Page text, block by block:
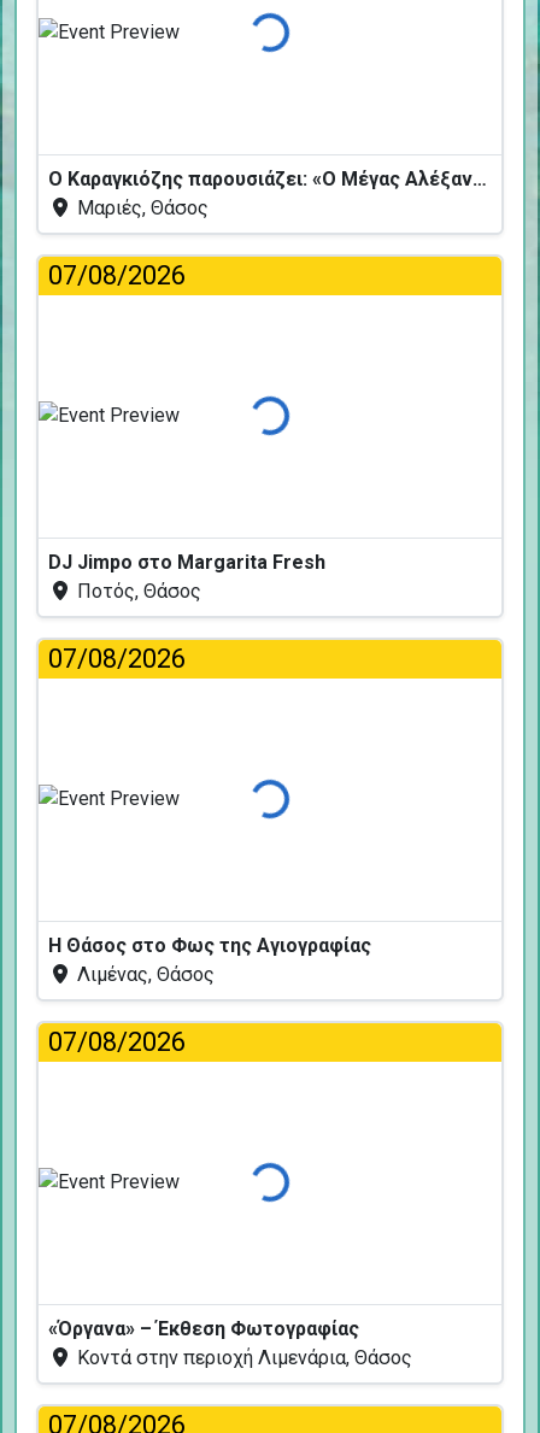
Φόρτωση...
Ο Καραγκιόζης παρουσιάζει: «Ο Μέγας Αλέξανδρος και το Καταραμένο Φίδι»
Μαριές, Θάσος
07/08/2026
Φόρτωση...
DJ Jimpo στο Margarita Fresh
Ποτός, Θάσος
07/08/2026
Φόρτωση...
Η Θάσος στο Φως της Αγιογραφίας
Λιμένας, Θάσος
07/08/2026
Φόρτωση...
«Όργανα» – Έκθεση Φωτογραφίας
Κοντά στην περιοχή Λιμενάρια, Θάσος
07/08/2026